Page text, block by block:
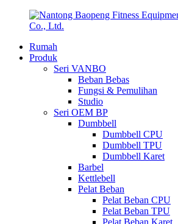
Rumah
Produk
Seri VANBO
Beban Bebas
Fungsi & Pemulihan
Studio
Seri OEM BP
Dumbbell
Dumbbell CPU
Dumbbell TPU
Dumbbell Karet
Barbel
Kettlebell
Pelat Beban
Pelat Beban CPU
Pelat Beban TPU
Pelat Beban Karet